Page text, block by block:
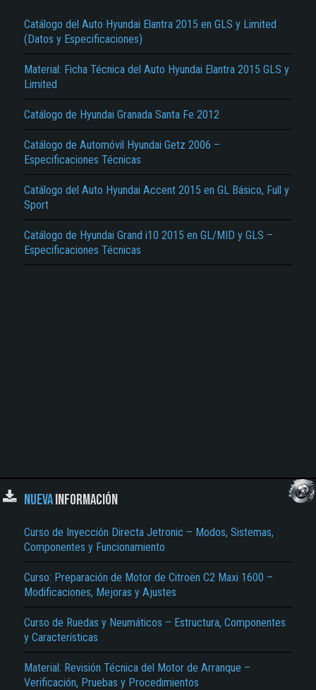
Catálogo del Auto Hyundai Elantra 2015 en GLS y Limited
(Datos y Especificaciones)
Material: Ficha Técnica del Auto Hyundai Elantra 2015 GLS y
Limited
Catálogo de Hyundai Granada Santa Fe 2012
Catálogo de Automóvil Hyundai Getz 2006 –
Especificaciones Técnicas
Catálogo del Auto Hyundai Accent 2015 en GL Básico, Full y
Sport
Catálogo de Hyundai Grand i10 2015 en GL/MID y GLS –
Especificaciones Técnicas
NUEVAINFORMACIÓN
Curso de Inyección Directa Jetronic – Modos, Sistemas,
Componentes y Funcionamiento
Curso: Preparación de Motor de Citroën C2 Maxi 1600 –
Modificaciones, Mejoras y Ajustes
Curso de Ruedas y Neumáticos – Estructura, Componentes
y Características
Material: Revisión Técnica del Motor de Arranque –
Verificación, Pruebas y Procedimientos
El Título es incorrecto según el contenido.
Texto o Imagen de portada son erróneos.